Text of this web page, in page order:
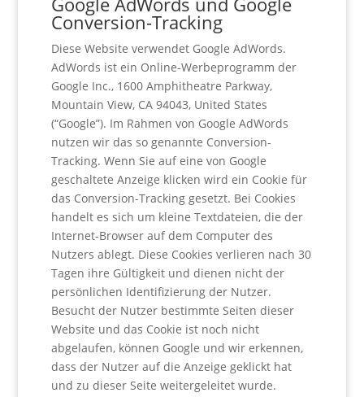
Conversion-Tracking
Diese Website verwendet Google AdWords.
AdWords ist ein Online-Werbeprogramm der
Google Inc., 1600 Amphitheatre Parkway,
Mountain View, CA 94043, United States
(“Google”). Im Rahmen von Google AdWords
nutzen wir das so genannte Conversion-
Tracking. Wenn Sie auf eine von Google
geschaltete Anzeige klicken wird ein Cookie für
das Conversion-Tracking gesetzt. Bei Cookies
handelt es sich um kleine Textdateien, die der
Internet-Browser auf dem Computer des
Nutzers ablegt. Diese Cookies verlieren nach 30
Tagen ihre Gültigkeit und dienen nicht der
persönlichen Identifizierung der Nutzer.
Besucht der Nutzer bestimmte Seiten dieser
Website und das Cookie ist noch nicht
abgelaufen, können Google und wir erkennen,
dass der Nutzer auf die Anzeige geklickt hat
und zu dieser Seite weitergeleitet wurde.